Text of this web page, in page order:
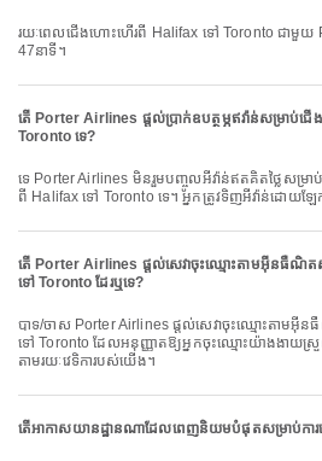
រយៈពេលជើងហោះហើរពី Halifax ទៅ Toronto ជាមួយ Porter Airlines ប្រហែល 2ម៉ោង
47នាទី។
តើ Porter Airlines ផ្តល់ប្រាក់ឧបត្ថម្ភឥវ៉ាន់សម្រាប់ជ
Toronto ទេ?
ទេ Porter Airlines មិនរួមបញ្ចូលអីវ៉ាន់ឥតគិតថ្លៃសម្រាប់ជើងហោះហើរ ក្នុងស្រុក & អន្តរជាតិ
ពី Halifax ទៅ Toronto ទេ។ អ្នកត្រូវទិញអីវ៉ាន់ដោយឡែ
តើ Porter Airlines ផ្តល់សេវាចុះឈ្មោះតាមអ៊ីនធឺណិ
ទៅ Toronto ដែរឬទេ?
បាទ/ចាស Porter Airlines ផ្តល់សេវាចុះឈ្មោះតាមអ៊ីនធឺណិតសម្រាប់ជើងហោះហើរពី Halifax
ទៅ Toronto ដែលអនុញ្ញាតឱ្យអ្នកចុះឈ្មោះយ៉ាងងាយស្
តាមរយៈវេទិការបស់យើង។
តើអាកាសយានដ្ឋានណាដែលពេញនិយមបំផុតសម្រាប់កា